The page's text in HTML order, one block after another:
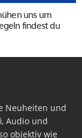
uns um
findest du
Neuheiten und
Audio und
objektiv wie